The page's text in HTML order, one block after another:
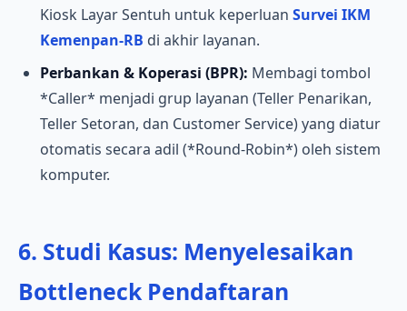
Kiosk Layar Sentuh untuk keperluan Survei IKM
Kemenpan-RB di akhir layanan.
Perbankan & Koperasi (BPR): Membagi tombol
*Caller* menjadi grup layanan (Teller Penarikan,
Teller Setoran, dan Customer Service) yang diatur
otomatis secara adil (*Round-Robin*) oleh sistem
komputer.
6. Studi Kasus: Menyelesaikan
Bottleneck Pendaftaran